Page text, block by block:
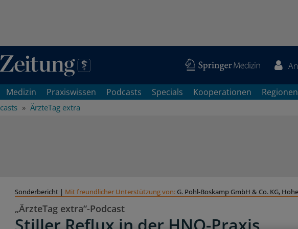
Medizin Praxiswissen Podcasts Specials Kooperationen Regionen
ÄrzteTag extra
Sonderbericht | Mit freundlicher Unterstützung von: G. Pohl-Boskamp GmbH & Co. KG,
„ÄrzteTag extra“-Podcast